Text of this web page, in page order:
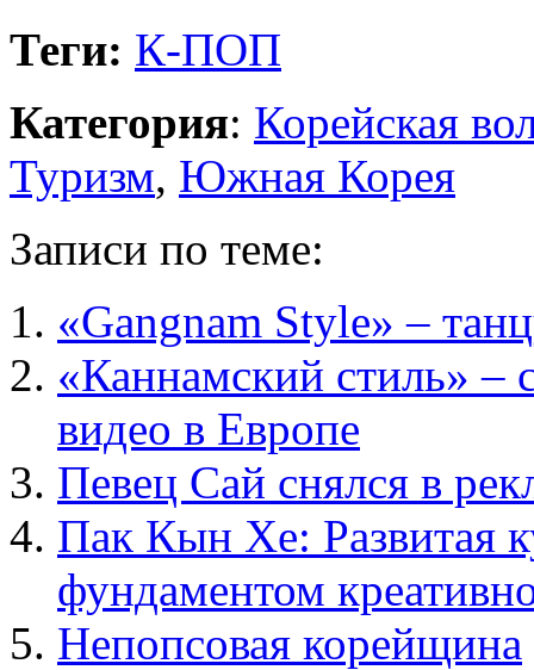
Теги: К-ПОП
Категория: Корейская
Туризм, Южная Корея
Записи по теме:
«Gangnam Style» –
«Каннамский стиль» –
видео в Европе
Певец Сай снялся в
Пак Кын Хе: Развитая
фундаментом
Непопсовая корейщина